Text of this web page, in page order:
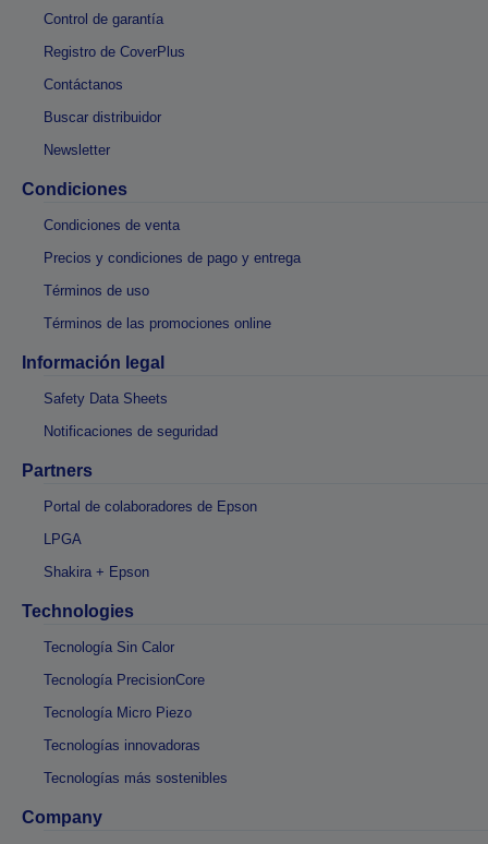
Control de garantía
Registro de CoverPlus
Contáctanos
Buscar distribuidor
Newsletter
Condiciones
Condiciones de venta
Precios y condiciones de pago y entrega
Términos de uso
Términos de las promociones online
Información legal
Safety Data Sheets
Notificaciones de seguridad
Partners
Portal de colaboradores de Epson
LPGA
Shakira + Epson
Technologies
Tecnología Sin Calor
Tecnología PrecisionCore
Tecnología Micro Piezo
Tecnologías innovadoras
Tecnologías más sostenibles
Company